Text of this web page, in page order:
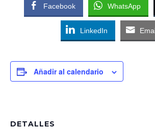
Facebook WhatsApp
LinkedIn
Añadir al calendario
DETALLES